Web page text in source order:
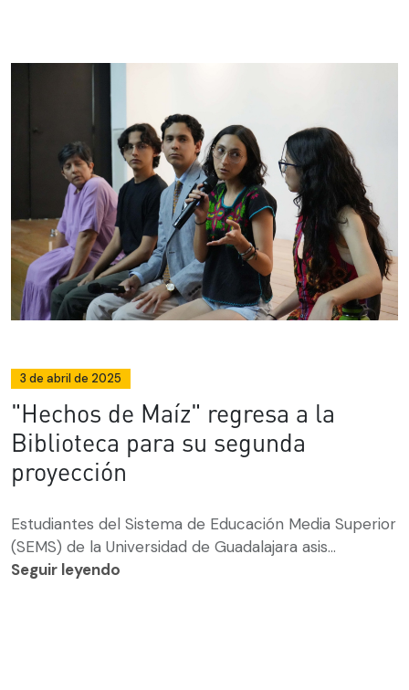
3 de abril de 2025
"Hechos de Maíz" regresa a la
Biblioteca para su segunda
proyección
Estudiantes del Sistema de Educación Media Superior
(SEMS) de la Universidad de Guadalajara asis...
Seguir leyendo